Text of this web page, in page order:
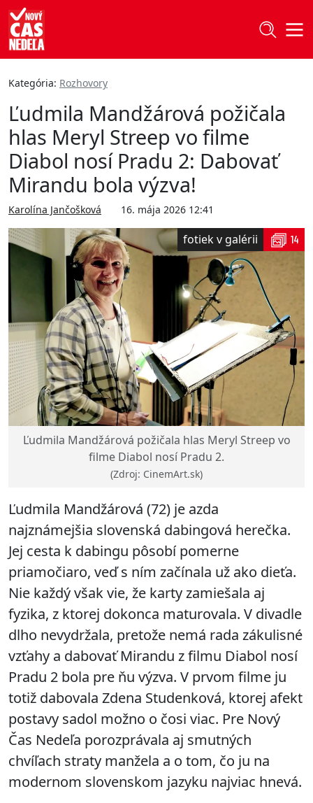
Kategória: Rozhovory
Ľudmila Mandžárová požičala
hlas Meryl Streep vo filme
Diabol nosí Pradu 2: Dabovať
Mirandu bola výzva!
Karolína Jančošková 16. mája 2026 12:41
fotiek v galérii 14
Ľudmila Mandžárová požičala hlas Meryl Streep vo
filme Diabol nosí Pradu 2.
(Zdroj: CinemArt.sk)
Ľudmila Mandžárová (72) je azda
najznámejšia slovenská dabingová herečka.
Jej cesta k dabingu pôsobí pomerne
priamočiaro, veď s ním začínala už ako dieťa.
Nie každý však vie, že karty zamiešala aj
fyzika, z ktorej dokonca maturovala. V divadle
dlho nevydržala, pretože nemá rada zákulisné
vzťahy a dabovať Mirandu z filmu Diabol nosí
Pradu 2 bola pre ňu výzva. V prvom filme ju
totiž dabovala Zdena Studenková, ktorej afekt
postavy sadol možno o čosi viac. Pre Nový
Čas Nedeľa porozprávala aj smutných
chvíľach straty manžela a o tom, čo ju na
modernom slovenskom jazyku najviac hnevá.